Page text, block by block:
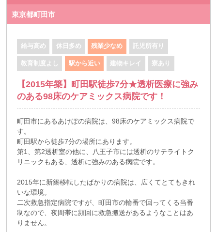
東京都町田市
給与高め 休日多め 残業少なめ 託児所有り
教育制度よし 駅から近い 建物キレイ 寮あり
【2015年築】町田駅徒歩7分★透析医療に強み
のある98床のケアミックス病院です！
町田市にあるあけぼの病院は、98床のケアミックス病院で
す。
町田駅から徒歩7分の場所にあります。
第1、第2透析室の他に、八王子市には透析のサテライトク
リニックもある、透析に強みのある病院です。
2015年に新築移転したばかりの病院は、広くてとてもきれ
いな環境。
二次救急指定病院ですが、町田市の輪番で回ってくる当番
制なので、夜間帯に頻回に救急搬送があるようなことはあ
りません。